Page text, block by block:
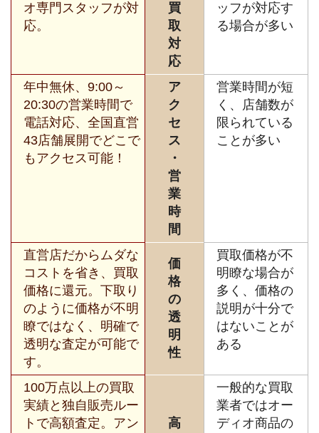
オ専門スタッフが対
応。
買
取
対
応
ッフが対応す
る場合が多い
年中無休、9:00～
20:30の営業時間で
電話対応、全国直営
43店舗展開でどこで
もアクセス可能！
ア
ク
セ
ス
・
営
業
時
間
営業時間が短
く、店舗数が
限られている
ことが多い
直営店だからムダな
コストを省き、買取
価格に還元。下取り
のように価格が不明
瞭ではなく、明確で
透明な査定が可能で
す。
価
格
の
透
明
性
買取価格が不
明瞭な場合が
多く、価格の
説明が十分で
はないことが
ある
100万点以上の買取
実績と独自販売ルー
トで高額査定。アン
高
一般的な買取
業者ではオー
ディオ商品の